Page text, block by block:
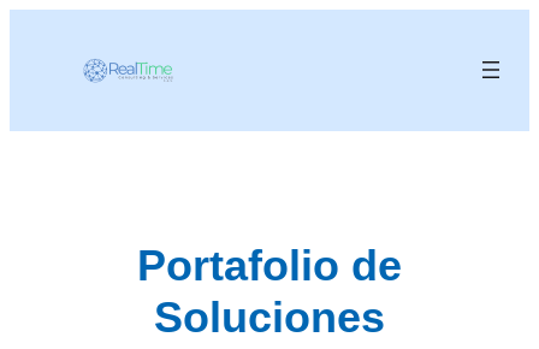
Portafolio de
Soluciones